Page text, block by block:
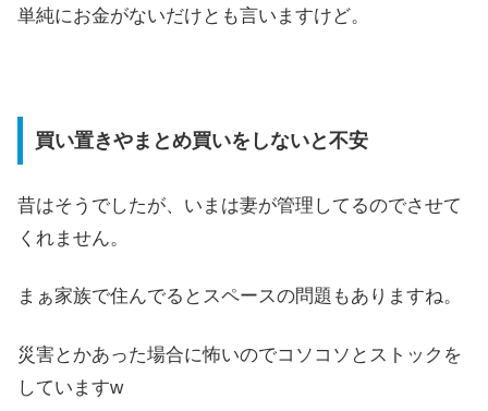
単純にお金がないだけとも言いますけど。
買い置きやまとめ買いをしないと不安
昔はそうでしたが、いまは妻が管理してるのでさせて
くれません。
まぁ家族で住んでるとスペースの問題もありますね。
災害とかあった場合に怖いのでコソコソとストックを
していますw